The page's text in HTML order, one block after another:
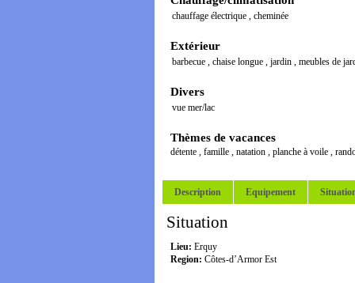
chauffage électrique , cheminée
Extérieur
barbecue , chaise longue , jardin , meubles de
Divers
vue mer/lac
Thèmes de vacances
détente , famille , natation , planche à voile ,
Description Equipement
Situation
Lieu: Erquy
Region: Côtes-d’Armor Est